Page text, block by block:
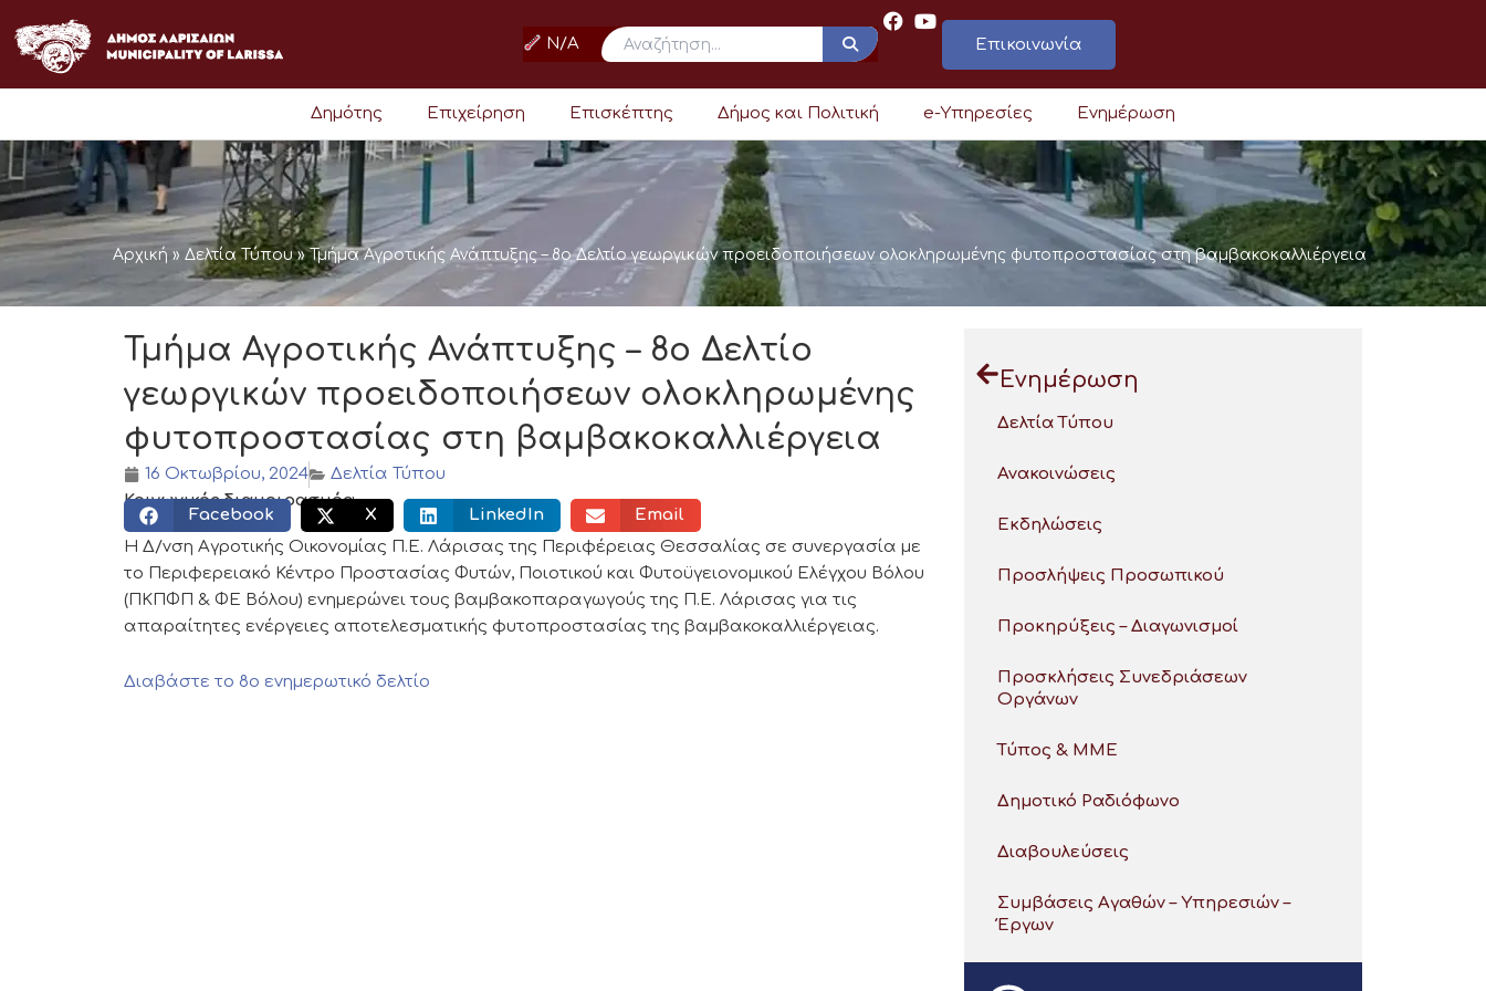
στο
περιεχόμενο
N/A Επικοινωνία
Δημότης Επιχείρηση Επισκέπτης Δήμος και Πολιτική e-Υπηρεσίες Ενημέρωση
Αρχική » Δελτία Τύπου»Τμήμα Αγροτικής Ανάπτυξης – 8ο Δελτίο γεωργικών προειδοποιήσεων ολοκληρωμένης φυτοπροστασίας στη βαμβακοκαλλιέργεια
Τμήμα Αγροτικής Ανάπτυξης – 8ο Δελτίο
γεωργικών προειδοποιήσεων ολοκληρωμένης
φυτοπροστασίας στη βαμβακοκαλλιέργεια
16 Οκτωβρίου, 2024
Δελτία Τύπου
Κοινωνικός διαμοιρασμός:
Facebook X LinkedIn
Email
Η Δ/νση Αγροτικής Οικονομίας Π.Ε. Λάρισας της Περιφέρειας Θεσσαλίας σε συνεργασία με
το Περιφερειακό Κέντρο Προστασίας Φυτών, Ποιοτικού και Φυτοϋγειονομικού Ελέγχου Βόλου
(ΠΚΠΦΠ & ΦΕ Βόλου) ενημερώνει τους βαμβακοπαραγωγούς της Π.Ε. Λάρισας για τις
απαραίτητες ενέργειες αποτελεσματικής φυτοπροστασίας της βαμβακοκαλλιέργειας.
Διαβάστε το 8ο ενημερωτικό δελτίο
Ενημέρωση
Δελτία Τύπου
Ανακοινώσεις
Εκδηλώσεις
Προσλήψεις Προσωπικού
Προκηρύξεις – Διαγωνισμοί
Προσκλήσεις Συνεδριάσεων
Οργάνων
Τύπος & ΜΜΕ
Δημοτικό Ραδιόφωνο
Διαβουλεύσεις
Συμβάσεις Αγαθών – Υπηρεσιών –
Έργων